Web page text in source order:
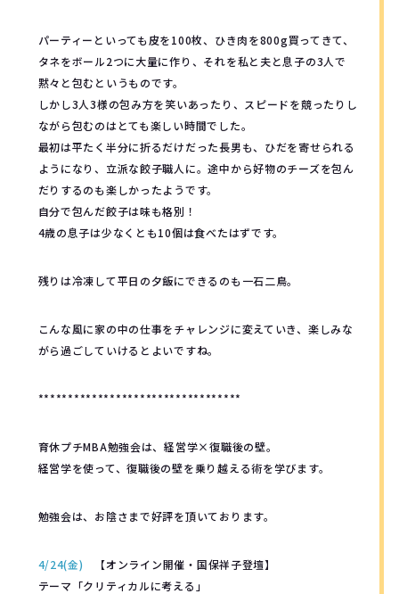
パーティーといっても皮を100枚、ひき肉を800g買ってきて、
タネをボール2つに大量に作り、それを私と夫と息子の3人で
黙々と包むというものです。
しかし3人3様の包み方を笑いあったり、スピードを競ったりし
ながら包むのはとても楽しい時間でした。
最初は平たく半分に折るだけだった長男も、ひだを寄せられる
ようになり、立派な餃子職人に。途中から好物のチーズを包ん
だりするのも楽しかったようです。
自分で包んだ餃子は味も格別！
4歳の息子は少なくとも10個は食べたはずです。
残りは冷凍して平日の夕飯にできるのも一石二鳥。
こんな風に家の中の仕事をチャレンジに変えていき、楽しみな
がら過ごしていけるとよいですね。
**********************************
育休プチMBA勉強会は、経営学×復職後の壁。
経営学を使って、復職後の壁を乗り越える術を学びます。
勉強会は、お陰さまで好評を頂いております。
4/24(金) 【オンライン開催・国保祥子登壇】
テーマ「クリティカルに考える」